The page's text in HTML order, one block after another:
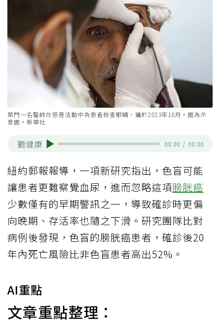
葉門一名醫師在慈善活動中為患者檢查眼睛，攝於2023年10月。圖為示
意圖。新華社
聽健康 00:00 / 00:00
紐約郵報報導，一項新研究指出，色盲可能
讓患者更難察覺血尿，進而忽略這項膀胱癌
少數僅有的早期警訊之一，導致確診時更偏
向晚期、存活率也隨之下滑。研究團隊比對
病例後發現，色盲的膀胱癌患者，確診後20
年內死亡風險比非色盲患者高出52%。
AI重點
文章重點整理：